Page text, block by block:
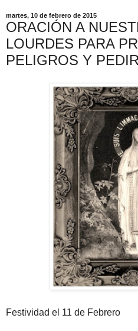
martes, 10 de febrero de 2015
ORACIÓN A
LOURDES PARA
PELIGROS Y
Festividad el 11 de Febrero